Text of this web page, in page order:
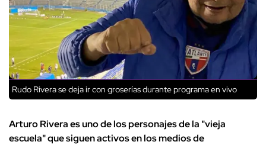
Rudo Rivera se deja ir con groserías durante programa en vivo
Arturo Rivera es uno de los personajes de la "vieja
escuela" que siguen activos en los medios de